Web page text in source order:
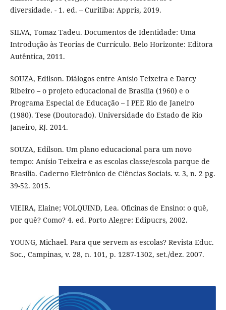
diversidade. - 1. ed. – Curitiba: Appris, 2019.
SILVA, Tomaz Tadeu. Documentos de Identidade: Uma
Introdução às Teorias de Currículo. Belo Horizonte: Editora
Autêntica, 2011.
SOUZA, Edilson. Diálogos entre Anísio Teixeira e Darcy
Ribeiro – o projeto educacional de Brasília (1960) e o
Programa Especial de Educação – I PEE Rio de Janeiro
(1980). Tese (Doutorado). Universidade do Estado de Rio
Janeiro, RJ. 2014.
SOUZA, Edilson. Um plano educacional para um novo
tempo: Anísio Teixeira e as escolas classe/escola parque de
Brasília. Caderno Eletrônico de Ciências Sociais. v. 3, n. 2 pg.
39-52. 2015.
VIEIRA, Elaine; VOLQUIND, Lea. Oficinas de Ensino: o quê,
por quê? Como? 4. ed. Porto Alegre: Edipucrs, 2002.
YOUNG, Michael. Para que servem as escolas? Revista Educ.
Soc., Campinas, v. 28, n. 101, p. 1287-1302, set./dez. 2007.